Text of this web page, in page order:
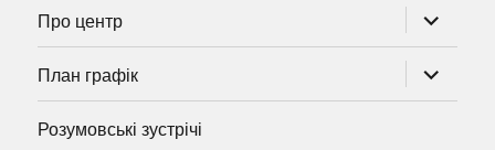
Про центр
підменю
План графік
підменю
Розумовські зустрічі